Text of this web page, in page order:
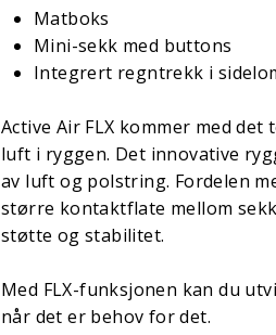
Matboks
Mini-sekk med buttons
Integrert regntrekk i
Active Air FLX kommer med det
luft i ryggen. Det innovative
av luft og polstring. Fordelen
større kontaktflate mellom
støtte og stabilitet.
Med FLX-funksjonen kan du
når det er behov for det.